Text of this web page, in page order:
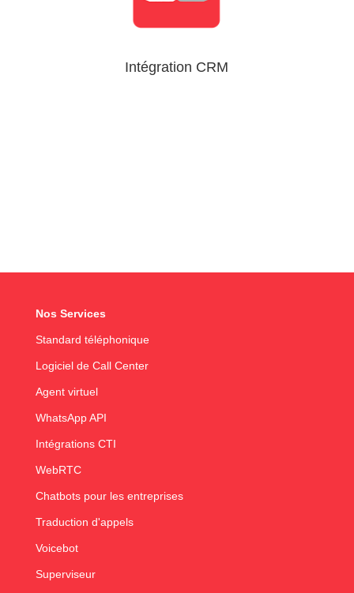
Intégration CRM
Nos Services
Standard téléphonique
Logiciel de Call Center
Agent virtuel
WhatsApp API
Intégrations CTI
WebRTC
Chatbots pour les entreprises
Traduction d'appels
Voicebot
Superviseur